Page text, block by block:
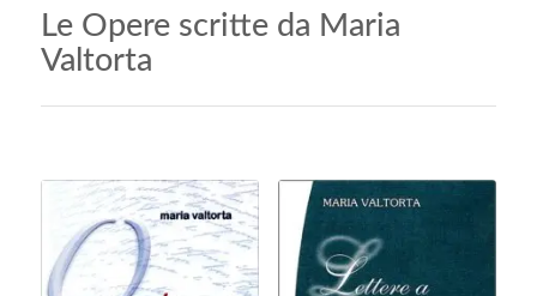
Le Opere scritte da Maria
Valtorta